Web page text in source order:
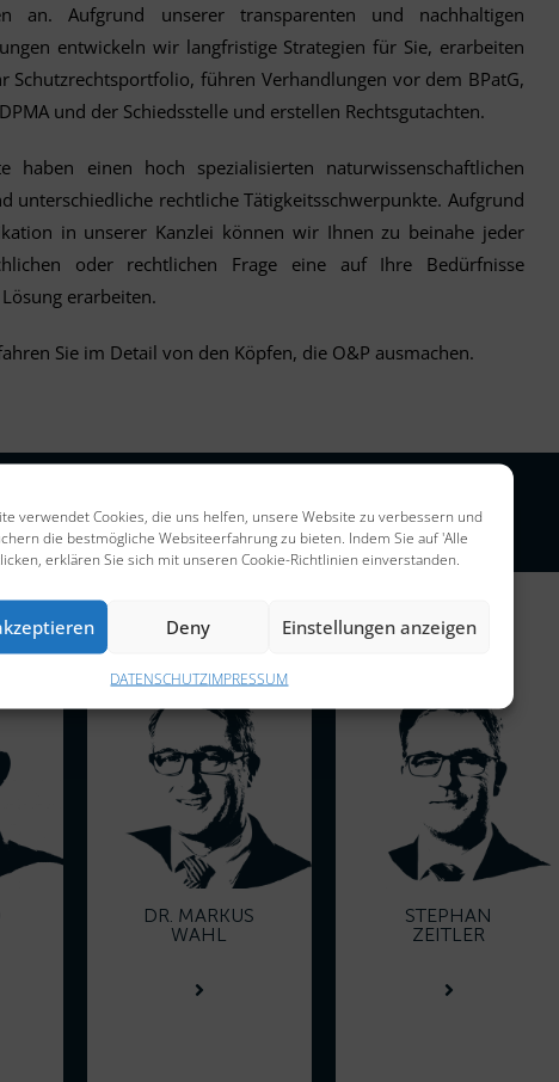
verwendet Cookies, die uns helfen, unsere Website zu verbessern und
die bestmögliche Websiteerfahrung zu bieten. Indem Sie auf 'Alle
erklären Sie sich mit unseren Cookie-Richtlinien einverstanden.
Deny Einstellungen anzeigen
DATENSCHUTZIMPRESSUM
an. Aufgrund unserer transparenten und nachhaltigen
entwickeln wir langfristige Strategien für Sie, erarbeiten
Schutzrechtsportfolio, führen Verhandlungen vor dem BPatG,
und der Schiedsstelle und erstellen Rechtsgutachten.
haben einen hoch spezialisierten naturwissenschaftlichen
unterschiedliche rechtliche Tätigkeitsschwerpunkte. Aufgrund
in unserer Kanzlei können wir Ihnen zu beinahe jeder
oder rechtlichen Frage eine auf Ihre Bedürfnisse
erarbeiten.
Sie im Detail von den Köpfen, die O&P ausmachen.
DR. MARKUS
WAHL
STEPHAN
ZEITLER